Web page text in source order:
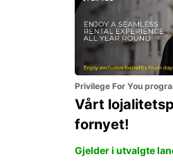
POLOKWANE
POLOKWANE -
Privilege For You
Vårt
fornyet!
Gjelder i utvalgte